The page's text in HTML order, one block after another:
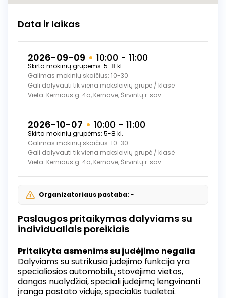
Data ir laikas
2026-09-09 10:00 - 11:00
Skirta mokinių grupėms: 5-8 kl.
Galimas mokinių skaičius: 10-30
Gali dalyvauti tik viena moksleivių grupė / klasė
Vieta: Kerniaus g. 4a, Kernavė, Širvintų r. sav.
2026-10-07 10:00 - 11:00
Skirta mokinių grupėms: 5-8 kl.
Galimas mokinių skaičius: 10-30
Gali dalyvauti tik viena moksleivių grupė / klasė
Vieta: Kerniaus g. 4a, Kernavė, Širvintų r. sav.
Organizatoriaus pastaba: -
Paslaugos pritaikymas dalyviams su
individualiais poreikiais
Pritaikyta asmenims su judėjimo negalia
Dalyviams su sutrikusia judėjimo funkcija yra
specialiosios automobilių stovėjimo vietos,
dangos nuolydžiai, speciali judėjimą lengvinanti
įranga pastato viduje, specialūs tualetai.